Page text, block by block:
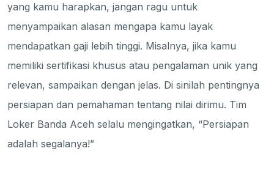
yang kamu harapkan, jangan ragu untuk
menyampaikan alasan mengapa kamu layak
mendapatkan gaji lebih tinggi. Misalnya, jika kamu
memiliki sertifikasi khusus atau pengalaman unik yang
relevan, sampaikan dengan jelas. Di sinilah pentingnya
persiapan dan pemahaman tentang nilai dirimu. Tim
Loker Banda Aceh selalu mengingatkan, “Persiapan
adalah segalanya!”